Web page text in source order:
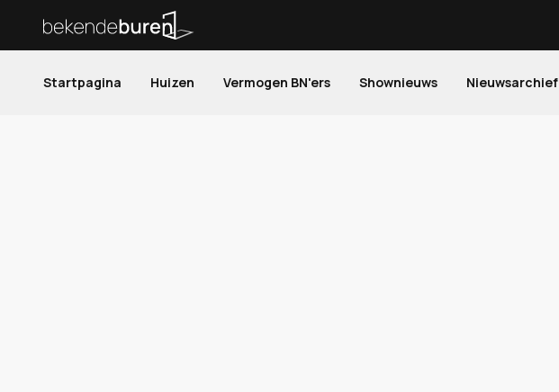
Startpagina Huizen Vermogen BN'ers Shownieuws Nieuwsarchief